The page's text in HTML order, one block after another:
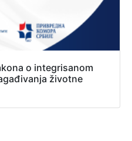
o integrisanom
životne